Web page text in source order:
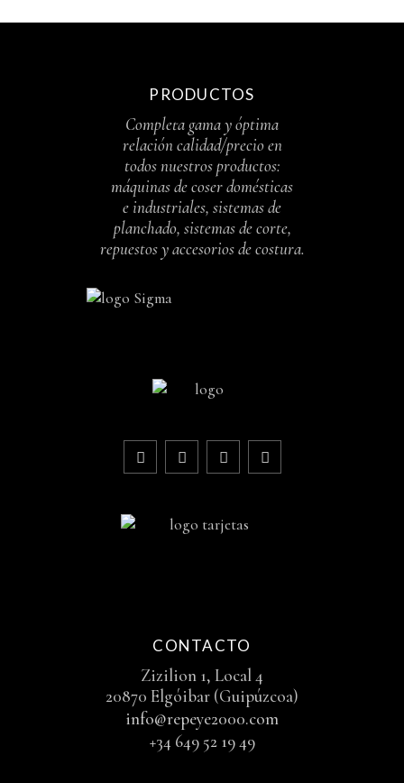
PRODUCTOS
Completa gama y óptima
relación calidad/precio en
todos nuestros productos:
máquinas de coser domésticas
e industriales, sistemas de
planchado, sistemas de corte,
repuestos y accesorios de costura.
CONTACTO
Zizilion 1, Local 4
20870 Elgóibar (Guipúzcoa)
info@repeye2000.com
+34 649 52 19 49